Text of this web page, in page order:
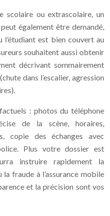
scolaire ou extrascolaire, un
également être demandé,
l’étudiant est bien couvert au
souhaitent aussi obtenir
décrivant sommairement
dans l’escalier, agression
: photos du téléphone
de la scène, horaires,
copie des échanges avec
Plus votre dossier est
instruire rapidement la
fraude à l’assurance mobile
et la précision sont vos